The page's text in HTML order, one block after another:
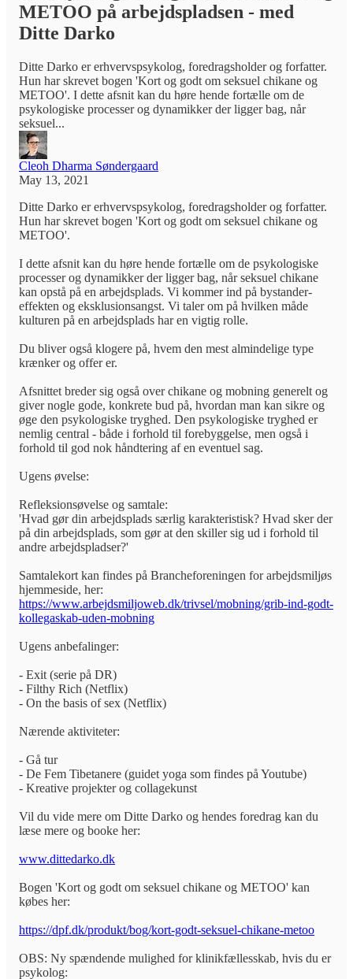
METOO på arbejdspladsen - med
Ditte Darko
Ditte Darko er erhvervspsykolog, foredragsholder og forfatter.
Hun har skrevet bogen 'Kort og godt om seksuel chikane og
METOO'. I dette afsnit kan du høre hende fortælle om de
psykologiske processer og dynamikker der ligger bag, når
seksuel...
Cleoh Dharma Søndergaard
May 13, 2021
Ditte Darko er erhvervspsykolog, foredragsholder og forfatter.
Hun har skrevet bogen 'Kort og godt om seksuel chikane og
METOO'.
I dette afsnit kan du høre hende fortælle om de psykologiske
processer og dynamikker der ligger bag, når seksuel chikane
kan opstå på en arbejdsplads. Vi kommer ind på bystander-
effekten og eksklusionsangst. Vi taler om på hvilken måde
kulturen på en arbejdsplads har en vigtig rolle.
Du bliver også klogere på, hvem den mest almindelige type
krænker og offer er.
Afsnittet breder sig også over chikane og mobning generelt og
giver nogle gode, konkrete bud på, hvordan man kan sikre og
øge den psykologiske tryghed. Den psykologiske tryghed er
nemlig central - både i forhold til forebyggelse, men også i
forhold til god nok håndtering af en eventuel sag.
Ugens øvelse:
Refleksionsøvelse og samtale:
'Hvad gør din arbejdsplads særlig karakteristisk? Hvad sker der
på din arbejdsplads, som gør at den skiller sig ud i forhold til
andre arbejdspladser?'
Samtalekort kan findes på Brancheforeningen for arbejdsmiljøs
hjemmeside, her:
https://www.arbejdsmiljoweb.dk/trivsel/mobning/grib-ind-godt-
kollegaskab-uden-mobning
Ugens anbefalinger:
- Exit (serie på DR)
- Filthy Rich (Netflix)
- On the basis of sex (Netflix)
Nærende aktiviteter:
- Gå tur
- De Fem Tibetanere (guidet yoga som findes på Youtube)
- Kreative projekter og collagekunst
Vil du vide mere om Ditte Darko og hendes foredrag kan du
læse mere og booke her:
www.dittedarko.dk
Bogen 'Kort og godt om seksuel chikane og METOO' kan
købes her:
https://dpf.dk/produkt/bog/kort-godt-seksuel-chikane-metoo
OBS: Ny spændende mulighed for klinikfællesskab, hvis du er
psykolog: